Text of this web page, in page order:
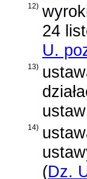
12)
24
U.
13)
ustaw
14)
(Dz.